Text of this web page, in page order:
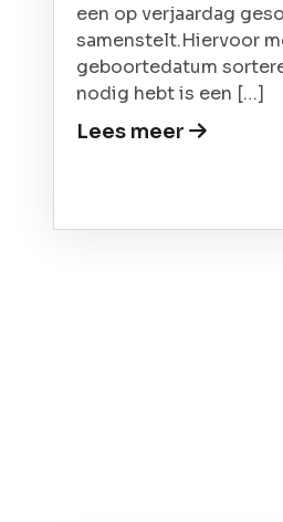
een op verjaardag
samenstelt.Hiervoor
geboortedatum
nodig hebt is een […]
Lees meer